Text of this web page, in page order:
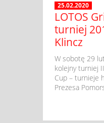
25.02.2020
LOTOS
turniej
Klincz
W sobotę 29
kolejny turniej
Cup – turnieje
Prezesa